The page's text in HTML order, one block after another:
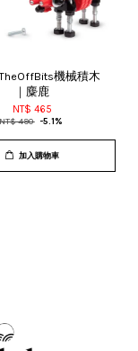
機械積木
｜麋鹿
NT$ 465
490 -5.1%
加入購物車